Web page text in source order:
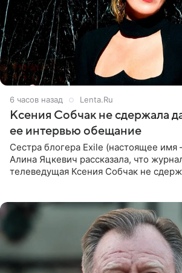
6 часов назад Lenta.Ru
Ксения Собчак не сдержала
ее интервью обещание
Сестра блогера Exile (настоящее
Алина Яцкевич рассказала, что
телеведущая Ксения Собчак не